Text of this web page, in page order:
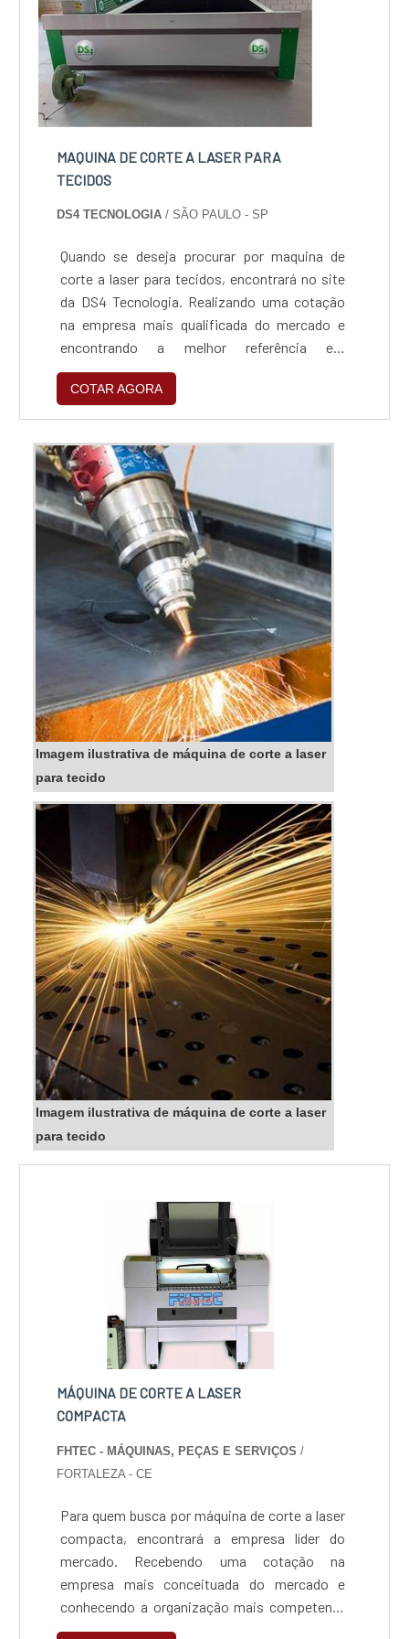
MAQUINA DE CORTE A LASER PARA
TECIDOS
DS4 TECNOLOGIA/ SÃO PAULO - SP
Quando se deseja procurar por maquina de
corte a laser para tecidos, encontrará no site
da DS4 Tecnologia. Realizando uma cotação
na empresa mais qualificada do mercado e
encontrando a melhor referência em
qualidade.INFORMAÇÕES SOBRE MAQUINA DE
CORTE A LASER PARA TECIDOSQuem quer
achar maquinas de corte a laser para tecidos
em uma empresa segura, descobre o site da
DS4 Tecnologia. É possível encontrar
máquinas de corte à laser de médio ...
COTAR AGORA
Imagem ilustrativa de máquina de corte a laser
para tecido
Imagem ilustrativa de máquina de corte a laser
para tecido
MÁQUINA DE CORTE A LASER
COMPACTA
FHTEC - MÁQUINAS, PEÇAS E SERVIÇOS /
FORTALEZA - CE
Para quem busca por máquina de corte a laser
compacta, encontrará a empresa líder do
mercado. Recebendo uma cotação na
empresa mais conceituada do mercado e
conhecendo a organização mais competente
do ramo.INFORMAÇÕES SOBRE MÁQUINA DE